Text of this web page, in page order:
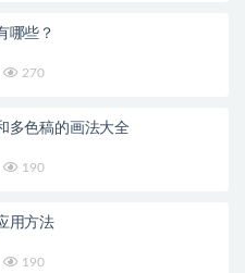
哪些？
270
多色稿的画法大全
190
用方法
190